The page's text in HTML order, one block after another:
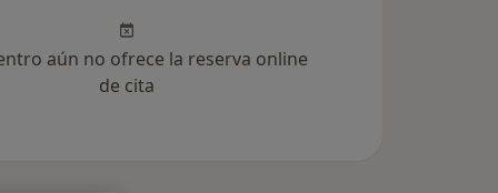
aún no ofrece la reserva online
de cita